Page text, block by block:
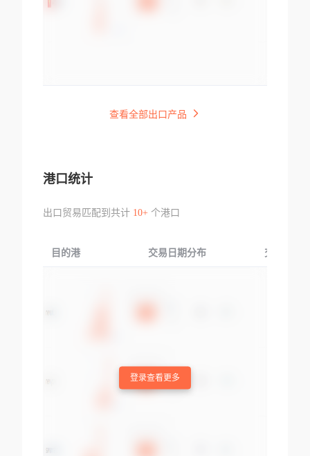
查看全部出口产品
港口统计
出口贸易匹配到共计 10+个港口
目的港 交易日期分布 交易产品
登录查看更多